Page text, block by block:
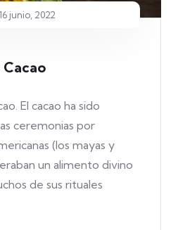
16 junio, 2022
El cacao ha sido
ceremonias por
(los mayas y
un alimento divino
de sus rituales